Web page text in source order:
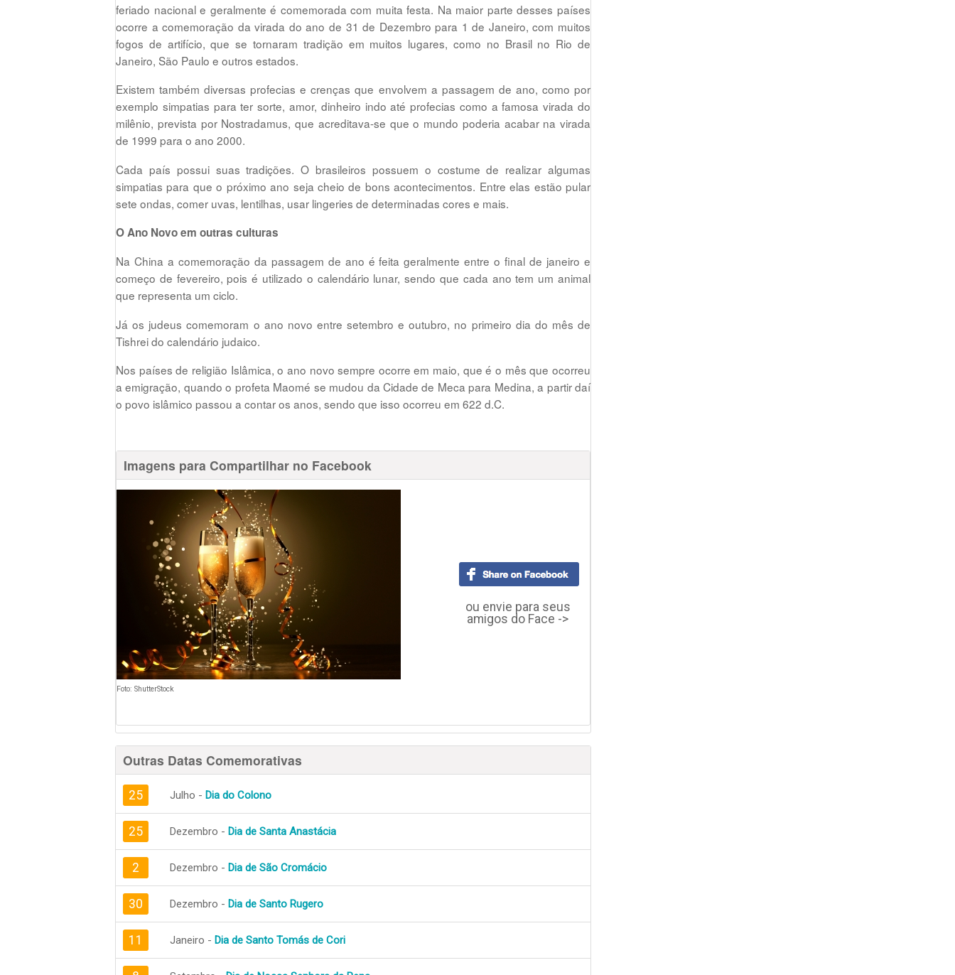
feriado nacional e geralmente é comemorada com muita festa. Na maior parte desses países
ocorre a comemoração da virada do ano de 31 de Dezembro para 1 de Janeiro, com muitos
fogos de artifício, que se tornaram tradição em muitos lugares, como no Brasil no Rio de
Janeiro, São Paulo e outros estados.
Existem também diversas profecias e crenças que envolvem a passagem de ano, como por
exemplo simpatias para ter sorte, amor, dinheiro indo até profecias como a famosa virada do
milênio, prevista por Nostradamus, que acreditava-se que o mundo poderia acabar na virada
de 1999 para o ano 2000.
Cada país possui suas tradições. O brasileiros possuem o costume de realizar algumas
simpatias para que o próximo ano seja cheio de bons acontecimentos. Entre elas estão pular
sete ondas, comer uvas, lentilhas, usar lingeries de determinadas cores e mais.
O Ano Novo em outras culturas
Na China a comemoração da passagem de ano é feita geralmente entre o final de janeiro e
começo de fevereiro, pois é utilizado o calendário lunar, sendo que cada ano tem um animal
que representa um ciclo.
Já os judeus comemoram o ano novo entre setembro e outubro, no primeiro dia do mês de
Tishrei do calendário judaico.
Nos países de religião Islâmica, o ano novo sempre ocorre em maio, que é o mês que ocorreu
a emigração, quando o profeta Maomé se mudou da Cidade de Meca para Medina, a partir daí
o povo islâmico passou a contar os anos, sendo que isso ocorreu em 622 d.C.
Imagens para Compartilhar no Facebook
Foto: ShutterStock
ou envie para seus
amigos do Face ->
Outras Datas Comemorativas
25 Julho - Dia do Colono
25 Dezembro - Dia de Santa Anastácia
2 Dezembro - Dia de São Cromácio
30 Dezembro - Dia de Santo Rugero
11 Janeiro - Dia de Santo Tomás de Cori